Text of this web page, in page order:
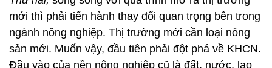
mới thì phải tiến hành thay đổi quan trọng bên trong
ngành nông nghiệp. Thị trường mới cần loại nông
sản mới. Muốn vậy, đầu tiên phải đột phá về KHCN.
Đầu vào của nền nông nghiệp cũ là đất, nước, lao